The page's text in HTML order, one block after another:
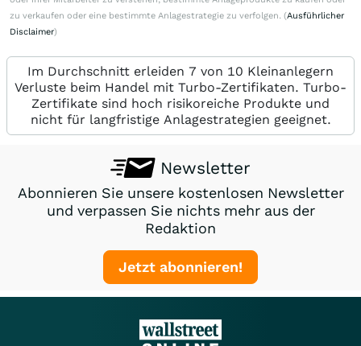
zu verkaufen oder eine bestimmte Anlagestrategie zu verfolgen. (Ausführlicher
Disclaimer)
Im Durchschnitt erleiden 7 von 10 Kleinanlegern
Verluste beim Handel mit Turbo-Zertifikaten. Turbo-
Zertifikate sind hoch risikoreiche Produkte und
nicht für langfristige Anlagestrategien geeignet.
Newsletter
Abonnieren Sie unsere kostenlosen Newsletter
und verpassen Sie nichts mehr aus der
Redaktion
Jetzt abonnieren!